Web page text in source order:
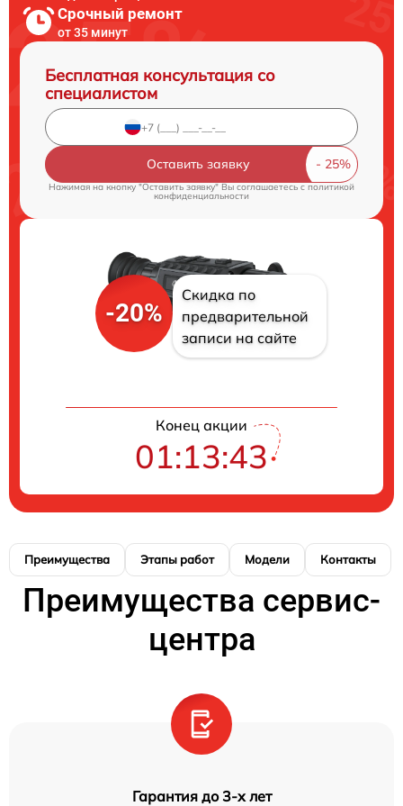
Срочный ремонт
от 35 минут
Бесплатная консультация со
специалистом
Оставить заявку
Нажимая на кнопку "Оставить заявку" Вы соглашаетесь c политикой
конфиденциальности
-20%
Скидка по
предварительной
записи на сайте
Конец акции
01:13:43
Преимущества Этапы работ Модели Контакты
Преимущества сервис-
центра
Гарантия до 3-х лет